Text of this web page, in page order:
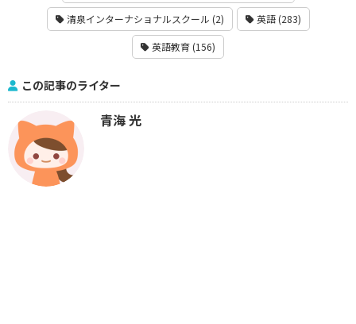
清泉インターナショナルスクール (2) 英語 (283)
英語教育 (156)
この記事のライター
青海 光